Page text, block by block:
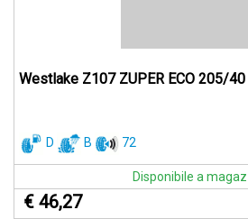
Westlake Z107 ZUPER ECO 205/
D B 72
Disponibile a
€ 46,27